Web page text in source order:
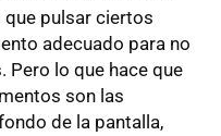
que pulsar ciertos
adecuado para no
Pero lo que hace que
son las
de la pantalla,